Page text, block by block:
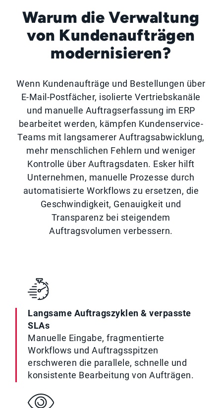
Warum die Verwaltung
von Kundenaufträgen
modernisieren?
Wenn Kundenaufträge und Bestellungen über
E-Mail-Postfächer, isolierte Vertriebskanäle
und manuelle Auftragserfassung im ERP
bearbeitet werden, kämpfen Kundenservice-
Teams mit langsamerer Auftragsabwicklung,
mehr menschlichen Fehlern und weniger
Kontrolle über Auftragsdaten. Esker hilft
Unternehmen, manuelle Prozesse durch
automatisierte Workflows zu ersetzen, die
Geschwindigkeit, Genauigkeit und
Transparenz bei steigendem
Auftragsvolumen verbessern.
Langsame Auftragszyklen & verpasste
SLAs
Manuelle Eingabe, fragmentierte
Workflows und Auftragsspitzen
erschweren die parallele, schnelle und
konsistente Bearbeitung von Aufträgen.